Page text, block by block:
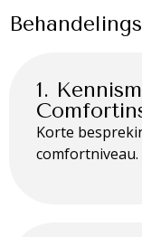
1.
Korte
comfortniveau.